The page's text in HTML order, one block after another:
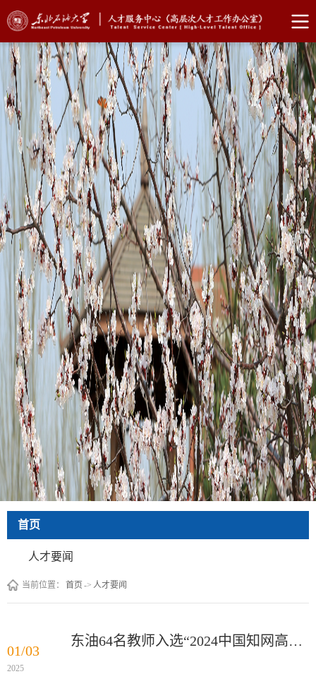
首页
人才要闻
当前位置： 首页 -> 人才要闻
01/03
2025
东油64名教师入选“2024中国知网高被引学者”